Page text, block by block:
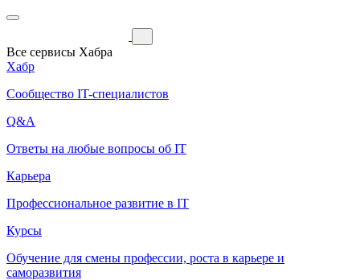
Все сервисы Хабра
Хабр
Сообщество IT-специалистов
Q&A
Ответы на любые вопросы об IT
Карьера
Профессиональное развитие в IT
Курсы
Обучение для смены профессии, роста в карьере и
саморазвития